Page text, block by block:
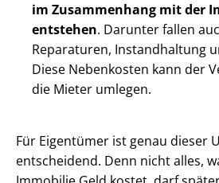
im Zusammenhang mit der
entstehen. Darunter fallen
Reparaturen, Instandhaltung
Diese Nebenkosten kann der
die Mieter umlegen.
Für Eigentümer ist genau dieser
entscheidend. Denn nicht alles,